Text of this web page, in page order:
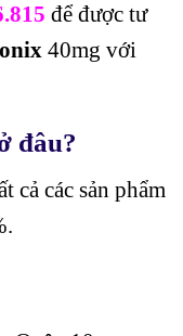
để được tư
40mg với
đâu?
cả các sản phẩm